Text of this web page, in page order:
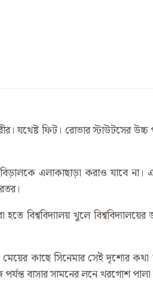
যথেষ্ট ফিট। রোভার
এলাকাছাড়া করাও যাবে না।
খুলে বিশ্ববিদ্যালয়ের
কাছে সিনেমার সেই দৃশ্যের
বাসার সামনের লনে খরগোশ পালা